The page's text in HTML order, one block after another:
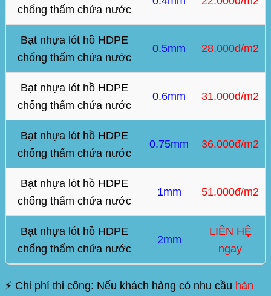
chống thấm chứa nước
Bạt nhựa lót hồ HDPE
chống thấm chứa nước
0.5mm 28.000đ/m2
Bạt nhựa lót hồ HDPE
chống thấm chứa nước
0.6mm 31.000đ/m2
Bạt nhựa lót hồ HDPE
chống thấm chứa nước
0.75mm 36.000đ/m2
Bạt nhựa lót hồ HDPE
chống thấm chứa nước
1mm 51.000đ/m2
Bạt nhựa lót hồ HDPE
chống thấm chứa nước
2mm
LIÊN HỆ
ngay
⚡ Chi phí thi công: Nếu khách hàng có nhu cầu hàn